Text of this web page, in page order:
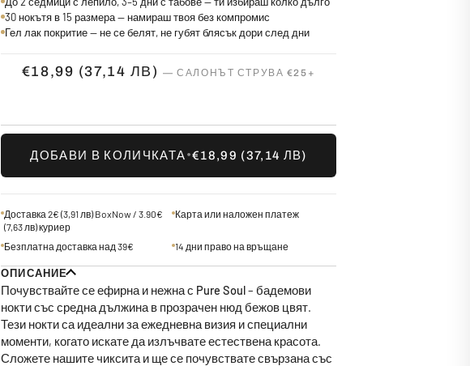
30 нокътя в 15 размера — намираш твоя без компромис
Гел лак покритие — не се белят, не губят блясък дори след дни
€18,99 (37,14 ЛВ)
ДОБАВИ В КОЛИЧКАТА•€18,99 (37,14 ЛВ)
Доставка 2€ (3,91 лв)BoxNow / 3.90€
(7,63 лв)куриер
Карта или наложен платеж
Безплатна доставка над 39€ 14 дни право на връщане
ОПИСАНИЕ
Почувствайте се ефирна и нежна с Pure Soul– бадемови
нокти със средна дължина в прозрачен нюд бежов цвят.
Тези нокти са идеални за ежедневна визия и специални
моменти, когато искате да излъчвате естествена красота.
Сложете нашите чиксита и ще се почувствате свързана със